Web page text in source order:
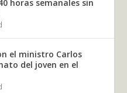
horas semanales sin
el ministro Carlos
del joven en el